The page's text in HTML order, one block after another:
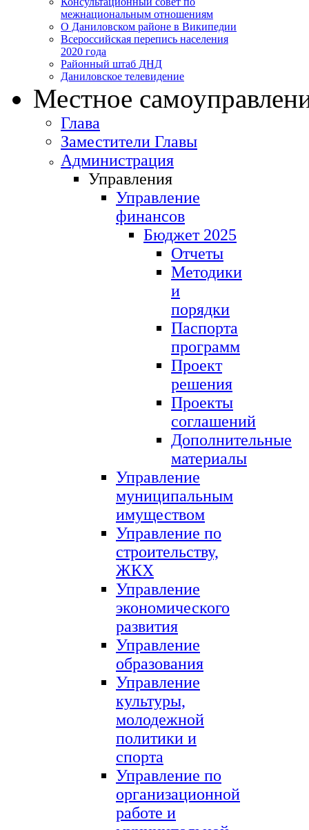
межнациональным отношениям
О Даниловском районе в Википедии
Всероссийская перепись населения
2020 года
Районный штаб ДНД
Даниловское телевидение
Местное
Глава
Заместители Главы
Администрация
Управления
Управление
финансов
Бюджет 2025
Отчеты
Методики
и
порядки
Паспорта
программ
Проект
решения
Проекты
соглашений
Дополнительные
материалы
Управление
муниципальным
имуществом
Управление по
строительству,
ЖКХ
Управление
экономического
развития
Управление
образования
Управление
культуры,
молодежной
политики и
спорта
Управление по
организационной
работе и